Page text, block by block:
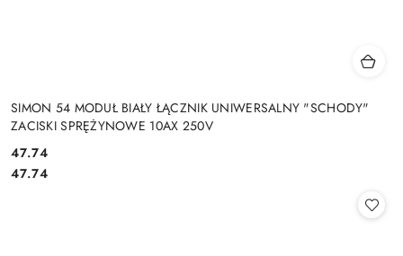
SIMON 54 MODUŁ BIAŁY ŁĄCZNIK UNIWERSALNY "SCHODY"
ZACISKI SPRĘŻYNOWE 10AX 250V
Cena:
47.74
Cena:
47.74